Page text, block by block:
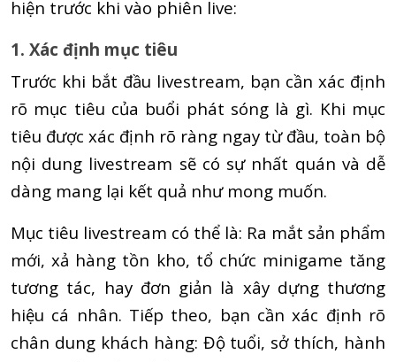
hiện trước khi vào phiên live:
1. Xác định mục tiêu
Trước khi bắt đầu livestream, bạn cần xác định
rõ mục tiêu của buổi phát sóng là gì. Khi mục
tiêu được xác định rõ ràng ngay từ đầu, toàn bộ
nội dung livestream sẽ có sự nhất quán và dễ
dàng mang lại kết quả như mong muốn.
Mục tiêu livestream có thể là: Ra mắt sản phẩm
mới, xả hàng tồn kho, tổ chức minigame tăng
tương tác, hay đơn giản là xây dựng thương
hiệu cá nhân. Tiếp theo, bạn cần xác định rõ
chân dung khách hàng: Độ tuổi, sở thích, hành